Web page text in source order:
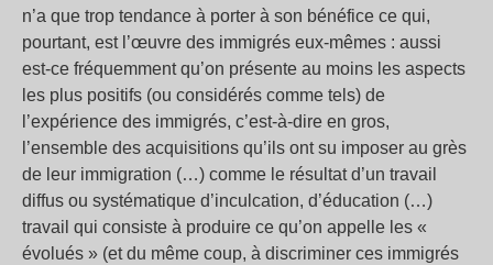
n’a que trop tendance à porter à son bénéfice ce qui,
pourtant, est l’œuvre des immigrés eux-mêmes : aussi
est-ce fréquemment qu’on présente au moins les aspects
les plus positifs (ou considérés comme tels) de
l’expérience des immigrés, c’est-à-dire en gros,
l’ensemble des acquisitions qu’ils ont su imposer au grès
de leur immigration (…) comme le résultat d’un travail
diffus ou systématique d’inculcation, d’éducation (…)
travail qui consiste à produire ce qu’on appelle les «
évolués » (et du même coup, à discriminer ces immigrés